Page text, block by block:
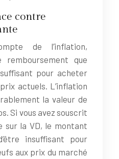
contre
de l’inflation,
que
pour acheter
actuels. L’inflation
la valeur de
Si vous avez souscrit
sur la VD, le montant
insuffisant pour
aux prix du marché